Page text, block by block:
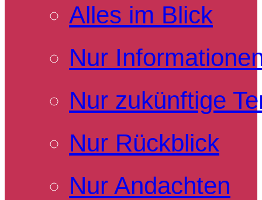
Alles im Blick
Nur
Nur zukünftige
Nur Rückblick
Nur Andachten